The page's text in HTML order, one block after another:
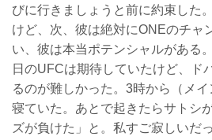
びに行きましょうと前に約束した
けど、次、彼は絶対にONEのチャ
い、彼は本当ポテンシャルがある
日のUFCは期待していたけど、ド
るのが難しかった。3時から（メ
寝ていた。あとで起きたらサトシ
ズが負けた」と。私すご寂しいだ